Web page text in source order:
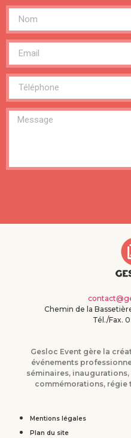
Chemin de la
Tél./Fax.
Gesloc Event gère la
événements
séminaires,
commémorations, régie
Mentions légales
Plan du site